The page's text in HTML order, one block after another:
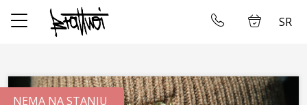
✕ SR
NEMA NA STANJU